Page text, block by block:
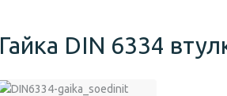
Гайка DIN 6334